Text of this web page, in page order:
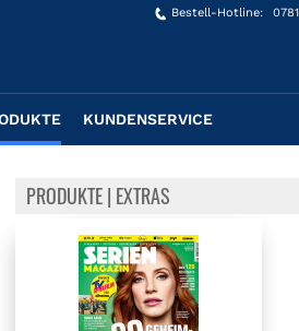
Bestell-Hotline:
KUNDENSERVICE
PRODUKTE | EXTRAS